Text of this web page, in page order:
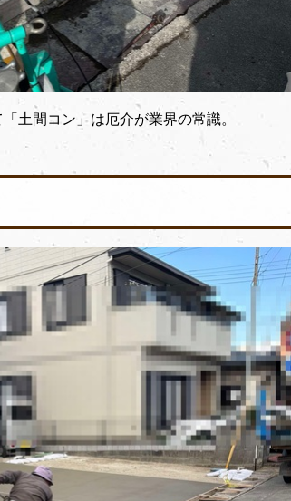
土間コン」は厄介が業界の常識。